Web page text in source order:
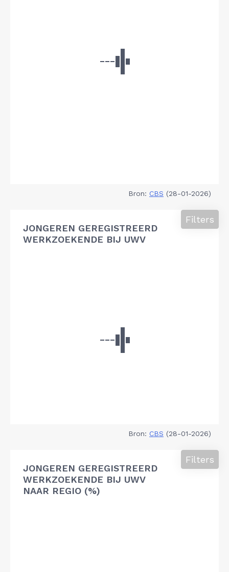
Bron: CBS (28-01-2026)
JONGEREN GEREGISTREERD
WERKZOEKENDE BIJ UWV
Filters
Bron: CBS (28-01-2026)
JONGEREN GEREGISTREERD
WERKZOEKENDE BIJ UWV
NAAR REGIO (%)
Filters